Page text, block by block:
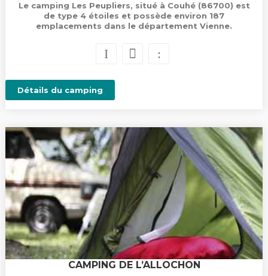
Le camping Les Peupliers, situé à Couhé (86700) est
de type 4 étoiles et possède environ 187
emplacements dans le département Vienne.
Détails du camping
CAMPING DE L’ALLOCHON